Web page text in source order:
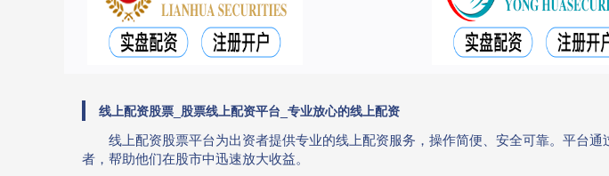
线上配资股票_股票线上配资平台_专业放心的线上配资
线上配资股票平台为出资者提供专业的线上配资服务，操作简便、安全可靠。平台
者，帮助他们在股市中迅速放大收益。